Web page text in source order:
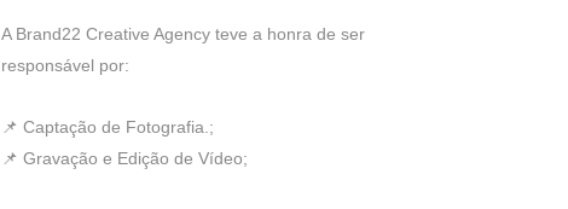
A Brand22 Creative Agency teve a honra de ser
responsável por:
📌 Captação de Fotografia.;
📌 Gravação e Edição de Vídeo;